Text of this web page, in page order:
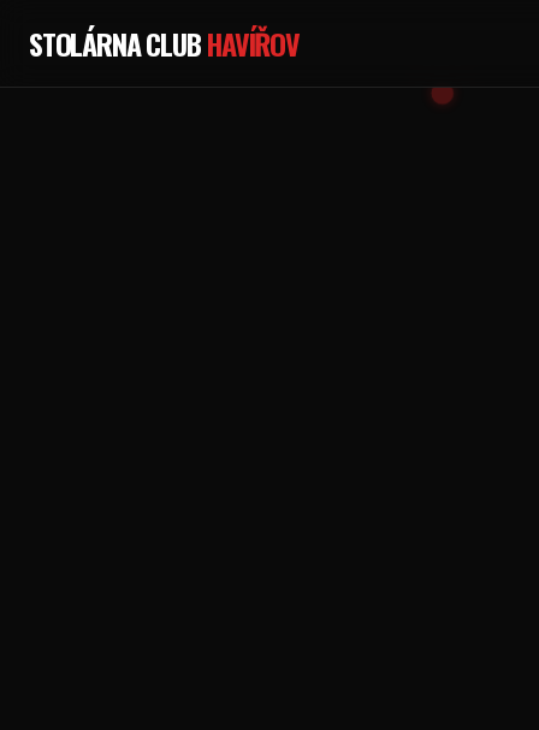
STOLÁRNA CLUBHAVÍŘOV